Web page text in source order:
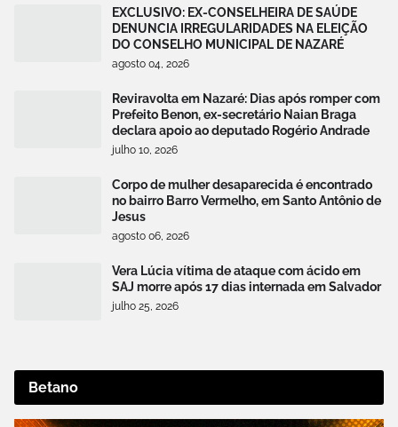
EXCLUSIVO: EX-CONSELHEIRA DE SAÚDE
DENUNCIA IRREGULARIDADES NA ELEIÇÃO
DO CONSELHO MUNICIPAL DE NAZARÉ
agosto 04, 2026
Reviravolta em Nazaré: Dias após romper com
Prefeito Benon, ex-secretário Naian Braga
declara apoio ao deputado Rogério Andrade
julho 10, 2026
Corpo de mulher desaparecida é encontrado
no bairro Barro Vermelho, em Santo Antônio de
Jesus
agosto 06, 2026
Vera Lúcia vítima de ataque com ácido em
SAJ morre após 17 dias internada em Salvador
julho 25, 2026
Betano